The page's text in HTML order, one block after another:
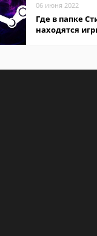
06 июня 2022
Где в папке
находятся